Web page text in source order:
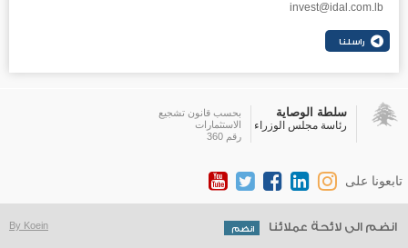
invest@idal.com.lb
سلطة الوصاية
رئاسة مجلس الوزراء
بحسب قانون تشجيع
الاستثمارات
رقم 360
By Koein انضم الى لائحة عملائنا
تابعونا على